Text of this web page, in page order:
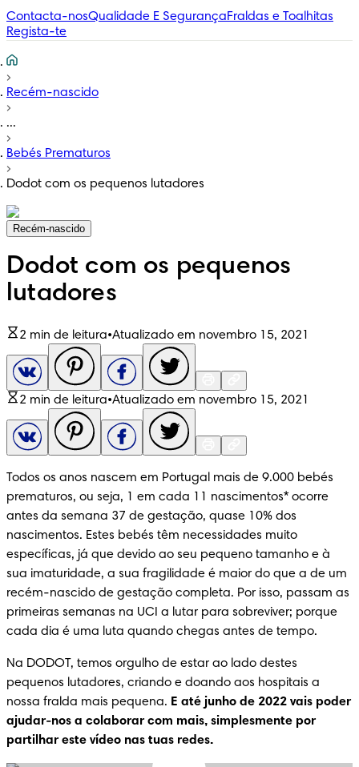
Contacta-nosQualidade E SegurançaFraldas e Toalhitas
Regista-te
Recém-nascido
...
Bebés Prematuros
Dodot com os pequenos lutadores
Recém-nascido
Dodot com os pequenos
lutadores
2 min de leitura•Atualizado em novembro 15, 2021
2 min de leitura•Atualizado em novembro 15, 2021
Todos os anos nascem em Portugal mais de 9.000 bebés
prematuros, ou seja, 1 em cada 11 nascimentos* ocorre
antes da semana 37 de gestação, quase 10% dos
nascimentos. Estes bebés têm necessidades muito
específicas, já que devido ao seu pequeno tamanho e à
sua imaturidade, a sua fragilidade é maior do que a de um
recém-nascido de gestação completa. Por isso, passam as
primeiras semanas na UCI a lutar para sobreviver; porque
cada dia é uma luta quando chegas antes de tempo.
Na DODOT, temos orgulho de estar ao lado destes
pequenos lutadores, criando e doando aos hospitais a
nossa fralda mais pequena. E até junho de 2022 vais poder
ajudar-nos a colaborar com mais, simplesmente por
partilhar este vídeo nas tuas redes.